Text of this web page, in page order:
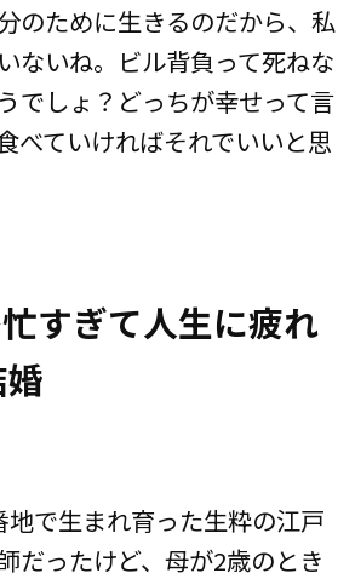
のために生きるのだから、私
ないね。ビル背負って死ねな
でしょ？どっちが幸せって言
べていければそれでいいと思
すぎて人生に疲れ
で生まれ育った生粋の江戸
だったけど、母が2歳のとき